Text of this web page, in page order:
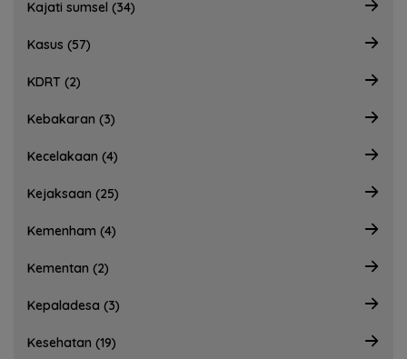
Kajati sumsel (34)
Kasus (57)
KDRT (2)
Kebakaran (3)
Kecelakaan (4)
Kejaksaan (25)
Kemenham (4)
Kementan (2)
Kepaladesa (3)
Kesehatan (19)